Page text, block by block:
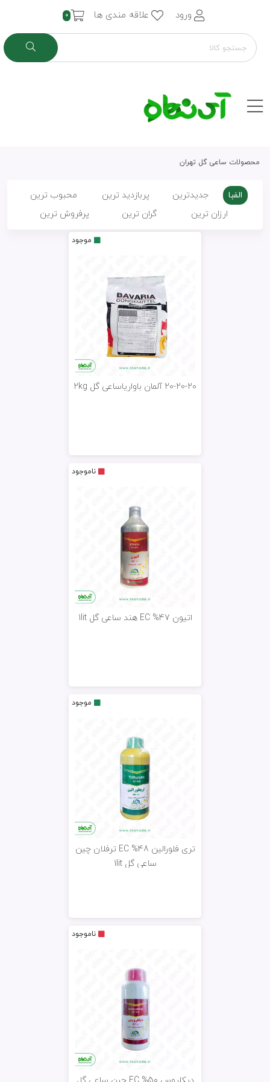
ورود علاقه مندی ها 0
محصولات ساعی گل تهران
الفبا جدیدترین پربازدید ترین
محبوب ترین
ارزان ترین
گران ترین پرفروش ترین
موجود
20-20-20 آلمان باواریاساعی گل 2kg
ناموجود
اتیون 47% EC هند ساعی گل 1lit
موجود
تری فلورالین EC %48 ترفلان چین
ساعی گل 1lit
ناموجود